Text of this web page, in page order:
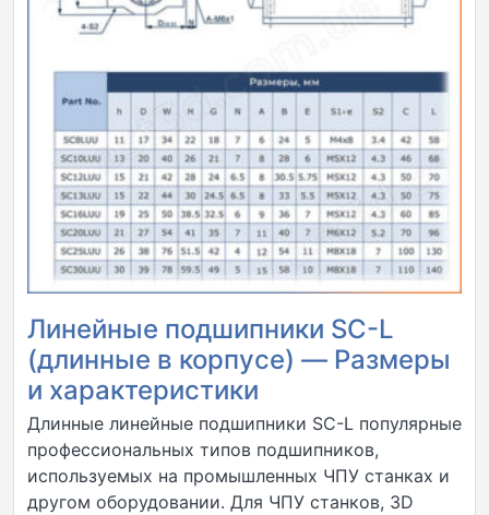
Линейные подшипники SC-L
(длинные в корпусе) — Размеры
и характеристики
Длинные линейные подшипники SC-L популярные
профессиональных типов подшипников,
используемых на промышленных ЧПУ станках и
другом оборудовании. Для ЧПУ станков, 3D